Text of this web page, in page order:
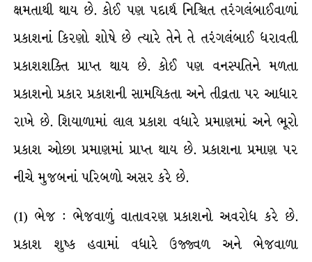
ક્ષમતાથી થાય છે. કોઈ પણ પદાર્થ નિશ્ચિત તરંગલંબાઈવાળાં
પ્રકાશનાં કિરણો શોષે છે ત્યારે તેને તે તરંગલંબાઈ ધરાવતી
પ્રકાશશક્તિ પ્રાપ્ત થાય છે. કોઈ પણ વનસ્પતિને મળતા
પ્રકાશનો પ્રકાર પ્રકાશની સામયિકતા અને તીવ્રતા પર આધાર
રાખે છે. શિયાળામાં લાલ પ્રકાશ વધારે પ્રમાણમાં અને ભૂરો
પ્રકાશ ઓછા પ્રમાણમાં પ્રાપ્ત થાય છે. પ્રકાશના પ્રમાણ પર
નીચે મુજબનાં પરિબળો અસર કરે છે.
(1) ભેજ : ભેજવાળું વાતાવરણ પ્રકાશનો અવરોધ કરે છે.
પ્રકાશ શુષ્ક હવામાં વધારે ઉજ્જ્વળ અને ભેજવાળા